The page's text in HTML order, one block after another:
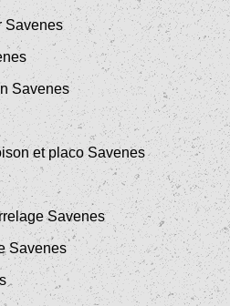
Savenes
Savenes
et placo Savenes
Savenes
Savenes